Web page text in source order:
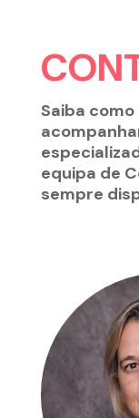
Saiba
equipa de
sempre